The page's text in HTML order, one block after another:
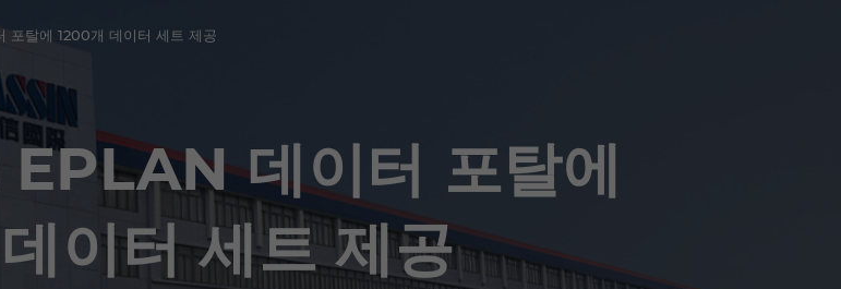
포탈에 1200개 데이터 세트 제공
데이터 포탈에
이터 세트 제공